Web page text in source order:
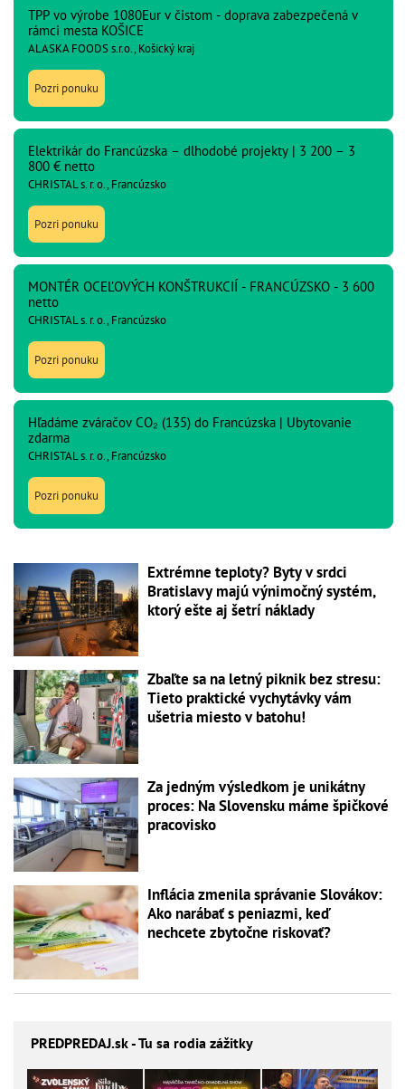
TPP vo výrobe 1080Eur v čistom - doprava zabezpečená v
rámci mesta KOŠICE
ALASKA FOODS s.r.o., Košický kraj
Pozri ponuku
Elektrikár do Francúzska – dlhodobé projekty | 3 200 – 3
800 € netto
CHRISTAL s. r. o., Francúzsko
Pozri ponuku
MONTÉR OCEĽOVÝCH KONŠTRUKCIÍ - FRANCÚZSKO - 3 600
netto
CHRISTAL s. r. o., Francúzsko
Pozri ponuku
Hľadáme zváračov CO₂ (135) do Francúzska | Ubytovanie
zdarma
CHRISTAL s. r. o., Francúzsko
Pozri ponuku
Extrémne teploty? Byty v srdci
Bratislavy majú výnimočný systém,
ktorý ešte aj šetrí náklady
Zbaľte sa na letný piknik bez stresu:
Tieto praktické vychytávky vám
ušetria miesto v batohu!
Za jedným výsledkom je unikátny
proces: Na Slovensku máme špičkové
pracovisko
Inflácia zmenila správanie Slovákov:
Ako narábať s peniazmi, keď
nechcete zbytočne riskovať?
PREDPREDAJ.sk - Tu sa rodia zážitky